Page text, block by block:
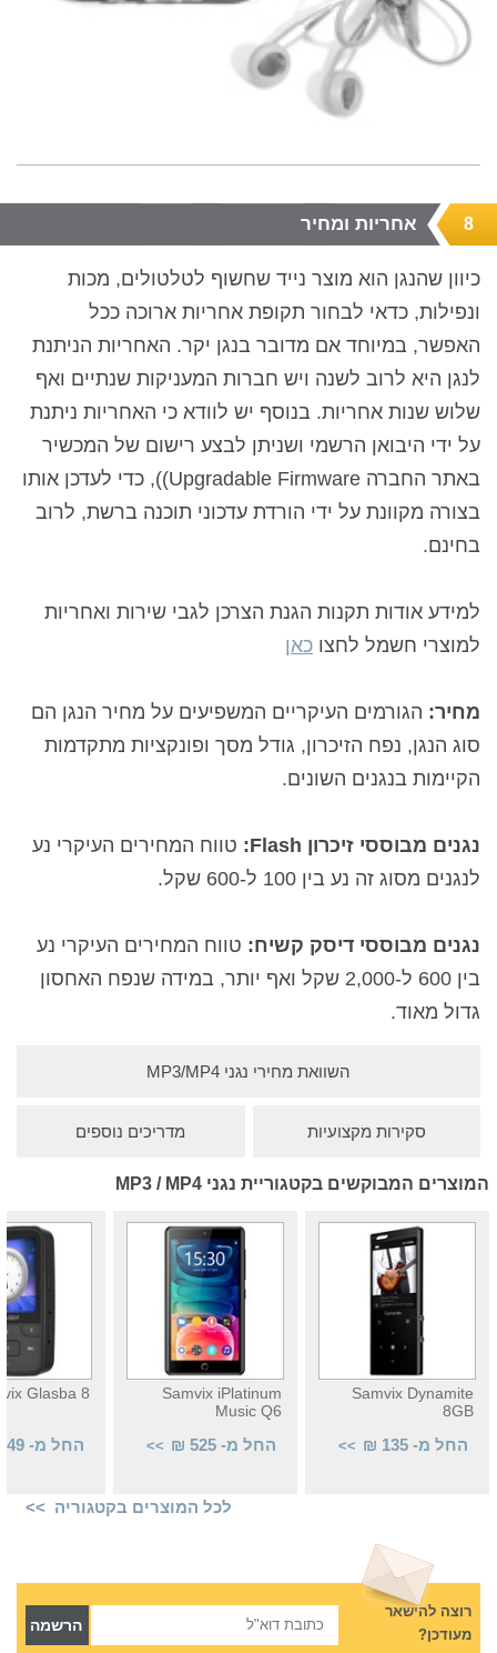
8 אחריות ומחיר
כיוון שהנגן הוא מוצר נייד שחשוף לטלטולים, מכות
ונפילות, כדאי לבחור תקופת אחריות ארוכה ככל
האפשר, במיוחד אם מדובר בנגן יקר. האחריות הניתנת
לנגן היא לרוב לשנה ויש חברות המעניקות שנתיים ואף
שלוש שנות אחריות. בנוסף יש לוודא כי האחריות ניתנת
על ידי היבואן הרשמי ושניתן לבצע רישום של המכשיר
באתר החברה Upgradable Firmware) ), כדי לעדכן אותו
בצורה מקוונת על ידי הורדת עדכוני תוכנה ברשת, לרוב
בחינם.
למידע אודות תקנות הגנת הצרכן לגבי שירות ואחריות
למוצרי חשמל לחצו כאן
מחיר: הגורמים העיקריים המשפיעים על מחיר הנגן הם
סוג הנגן, נפח הזיכרון, גודל מסך ופונקציות מתקדמות
הקיימות בנגנים השונים.
נגנים מבוססי זיכרון Flash
: טווח המחירים העיקרי נע
לנגנים מסוג זה נע בין 100 ל-600 שקל.
נגנים מבוססי דיסק קשיח: טווח המחירים העיקרי נע
בין 600 ל-2,000 שקל ואף יותר, במידה שנפח האחסון
גדול מאוד.
השוואת מחירי נגני MP3/MP4
סקירות מקצועיות מדריכים נוספים
המוצרים המבוקשים בקטגוריית נגני MP3 / MP4
Samvix Dynamite
8GB
החל מ- 135 ₪ >>
Samvix iPlatinum
Music Q6
החל מ- 525 ₪ >>
Glasba 8
החל מ- 149 ₪
לכל המוצרים בקטגוריה >>
רוצה להישאר
מעודכן?